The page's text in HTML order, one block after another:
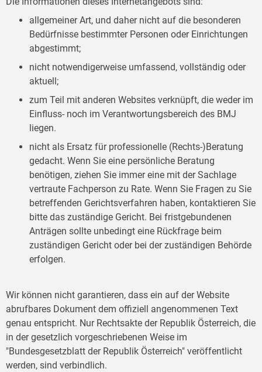
allgemeiner Art, und daher nicht auf die besonderen
Bedürfnisse bestimmter Personen oder Einrichtungen
abgestimmt;
nicht notwendigerweise umfassend, vollständig oder
aktuell;
zum Teil mit anderen Websites verknüpft, die weder im
Einfluss- noch im Verantwortungsbereich des BMJ
liegen.
nicht als Ersatz für professionelle (Rechts-)Beratung
gedacht. Wenn Sie eine persönliche Beratung
benötigen, ziehen Sie immer eine mit der Sachlage
vertraute Fachperson zu Rate. Wenn Sie Fragen zu Sie
betreffenden Gerichtsverfahren haben, kontaktieren Sie
bitte das zuständige Gericht. Bei fristgebundenen
Anträgen sollte unbedingt eine Rückfrage beim
zuständigen Gericht oder bei der zuständigen Behörde
erfolgen.
Wir können nicht garantieren, dass ein auf der Website
abrufbares Dokument dem offiziell angenommenen Text
genau entspricht. Nur Rechtsakte der Republik Österreich, die
in der gesetzlich vorgeschriebenen Weise im
"Bundesgesetzblatt der Republik Österreich" veröffentlicht
werden, sind verbindlich.